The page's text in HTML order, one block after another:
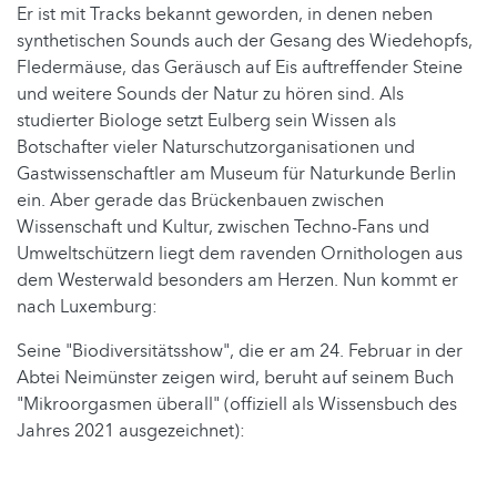
Er ist mit Tracks bekannt geworden, in denen neben
synthetischen Sounds auch der Gesang des Wiedehopfs,
Fledermäuse, das Geräusch auf Eis auftreffender Steine
und weitere Sounds der Natur zu hören sind. Als
studierter Biologe setzt Eulberg sein Wissen als
Botschafter vieler Naturschutzorganisationen und
Gastwissenschaftler am Museum für Naturkunde Berlin
ein. Aber gerade das Brückenbauen zwischen
Wissenschaft und Kultur, zwischen Techno-Fans und
Umweltschützern liegt dem ravenden Ornithologen aus
dem Westerwald besonders am Herzen. Nun kommt er
nach Luxemburg:
Seine "Biodiversitätsshow", die er am 24. Februar in der
Abtei Neimünster zeigen wird, beruht auf seinem Buch
"Mikroorgasmen überall" (offiziell als Wissensbuch des
Jahres 2021 ausgezeichnet):